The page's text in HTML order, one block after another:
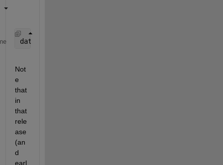
datetick(
Not
e
that
in
that
rele
ase
(an
d
earl